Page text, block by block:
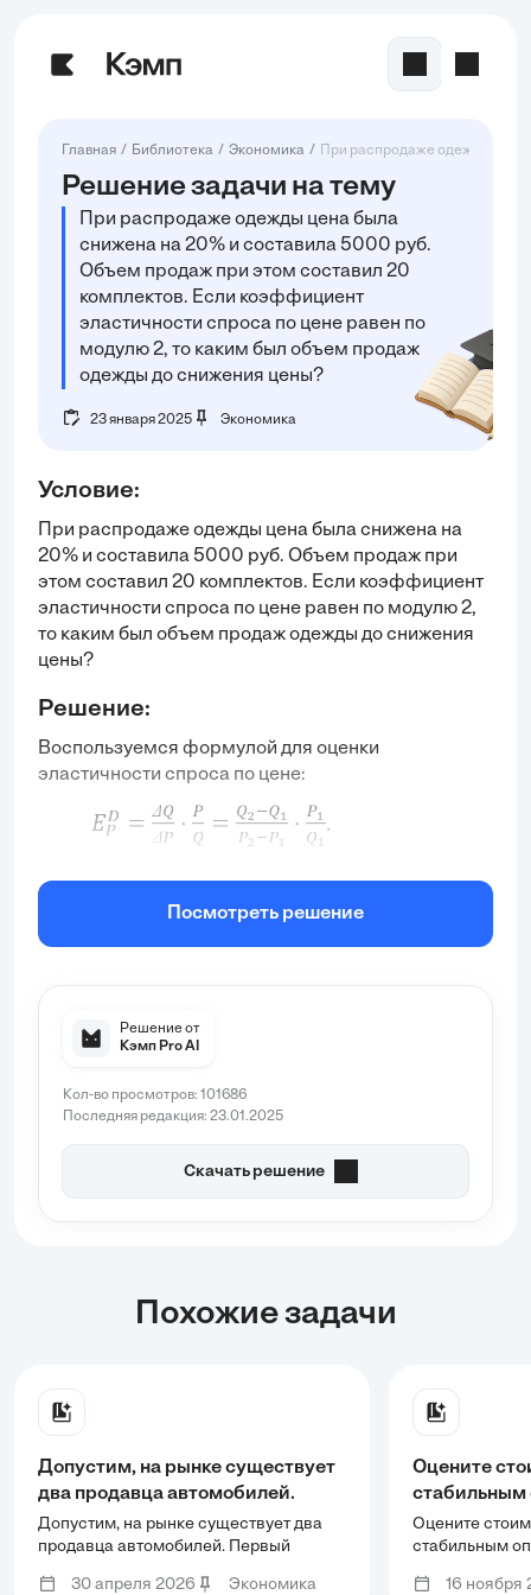
Главная Библиотека Экономика При распродаже одежды цена
Решение задачи на тему
При распродаже одежды цена была
снижена на 20% и составила 5000 руб.
Объем продаж при этом составил 20
комплектов. Если коэффициент
эластичности спроса по цене равен по
модулю 2, то каким был объем продаж
одежды до снижения цены?
23 января 2025 Экономика
Условие:
При распродаже одежды цена была снижена на
20% и составила 5000 руб. Объем продаж при
этом составил 20 комплектов. Если коэффициент
эластичности спроса по цене равен по модулю 2,
то каким был объем продаж одежды до снижения
цены?
Решение:
Воспользуемся формулой для оценки
эластичности спроса по цене:
По условию:
Посмотреть решение
Решение от
Кэмп Pro AI
Кол-во просмотров: 101686
Последняя редакция: 23.01.2025
Скачать решение
Похожие задачи
Допустим, на рынке существует
два продавца автомобилей.
Первый производитель готов
продать 10 автомобилей по цене
3 000 ден.ед. за автомобиль, а
Допустим, на рынке существует два
продавца автомобилей. Первый
30 апреля 2026 Экономика
Оцените
доходом 3,5
определите
капитал
Оцените
стабильным
16 ноября